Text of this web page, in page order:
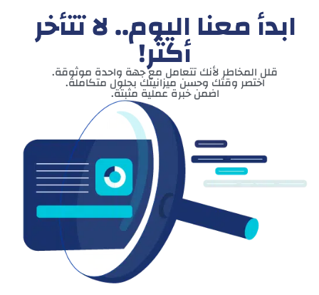
ابدأ معنا اليوم.. لا تتأخر
أكثر!
قلل المخاطر لأنك تتعامل مع جهة واحدة موثوقة.
اختصر وقتك وحسن ميزانيتك بحلول متكاملة.
اضمن خبرة عملية مثبتة.